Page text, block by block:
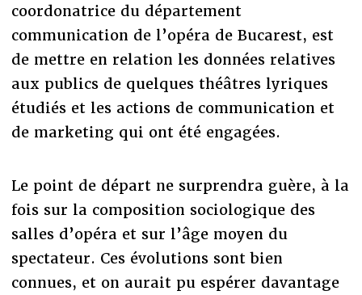
coordonatrice du département
communication de l’opéra de Bucarest, est
de mettre en relation les données relatives
aux publics de quelques théâtres lyriques
étudiés et les actions de communication et
de marketing qui ont été engagées.
Le point de départ ne surprendra guère, à la
fois sur la composition sociologique des
salles d’opéra et sur l’âge moyen du
spectateur. Ces évolutions sont bien
connues, et on aurait pu espérer davantage